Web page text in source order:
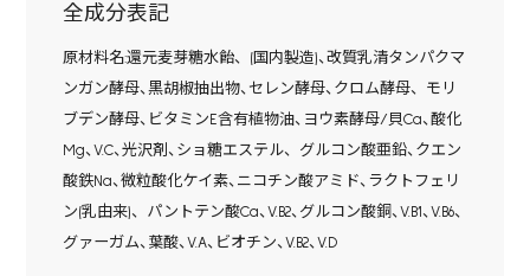
全成分表記
原材料名:還元麦芽糖水飴、 (国内製造)、改質乳清タンパクマ
ンガン酵母、黒胡椒抽出物、セレン酵母、クロム酵母、 モリ
ブデン酵母、ビタミンE含有植物油、ヨウ素酵母/貝Ca、酸化
Mg、V.C、光沢剤、ショ糖エステル、 グルコン酸亜鉛、クエン
酸鉄Na、微粒酸化ケイ素、ニコチン酸アミド、ラクトフェリ
ン(乳由来)、 パントテン酸Ca、V.B2、グルコン酸銅、V.B1、V.B6、
グァーガム、葉酸、V.A、ビオチン、V.B2、V.D